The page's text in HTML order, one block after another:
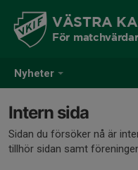
Nyheter
VÄSTRA
För matchvärdar
Intern sida
Sidan du försöker nå är
tillhör sidan samt